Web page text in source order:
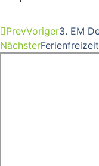
PrevVoriger3. EM
Nächster